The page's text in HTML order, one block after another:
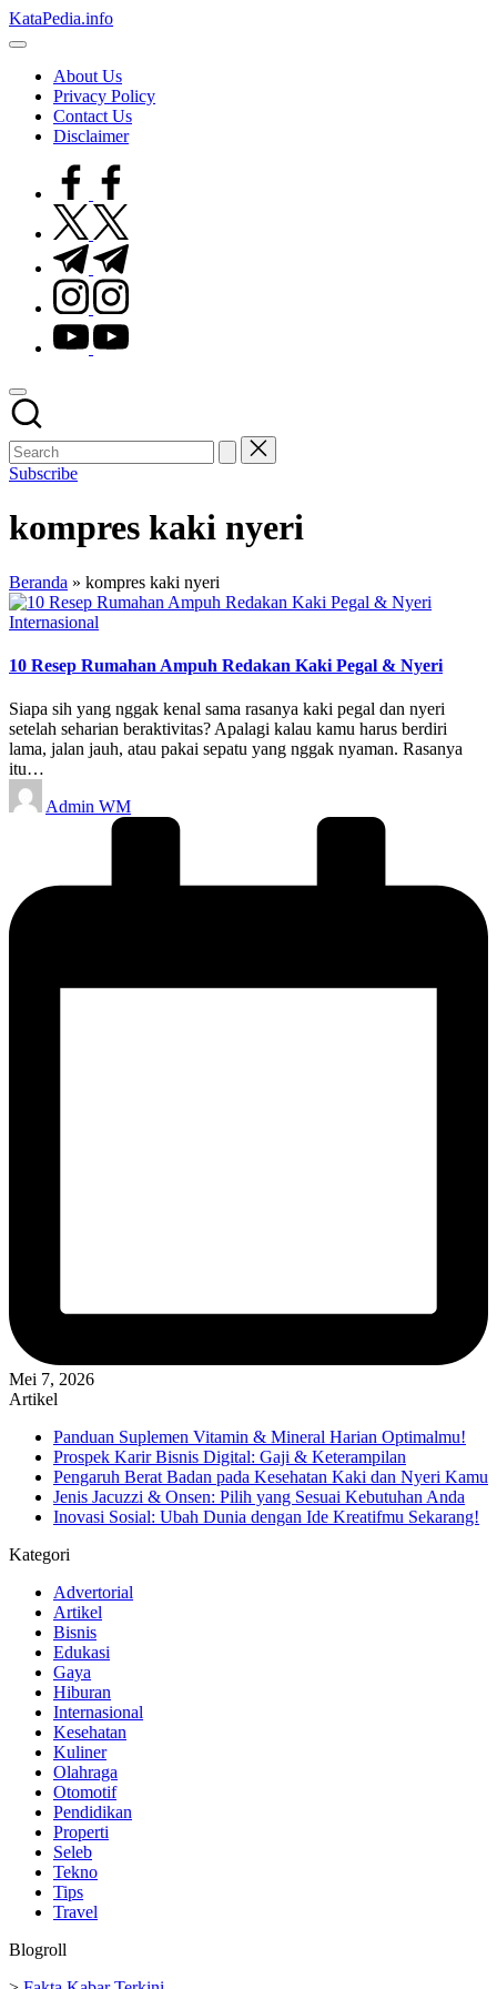
Skip
to
KataPedia.info
Berita
TerbaruAbout Us
Privacy Policy
Contact Us
Disclaimer
facebook.com
twitter.com
t.me
instagram.com
youtube.com
Subscribe
kompres kaki nyeri
Beranda » kompres kaki nyeri
Posted
Internasional
10 Resep Rumahan Ampuh Redakan Kaki Pegal & Nyeri
Siapa sih yang nggak kenal sama rasanya kaki pegal dan nyeri
setelah seharian beraktivitas? Apalagi kalau kamu harus berdiri
lama, jalan jauh, atau pakai sepatu yang nggak nyaman. Rasanya
itu…
Posted
by
Admin WM
Mei 7, 2026
Artikel
Panduan Suplemen Vitamin & Mineral Harian Optimalmu!
Prospek Karir Bisnis Digital: Gaji & Keterampilan
Pengaruh Berat Badan pada Kesehatan Kaki dan Nyeri Kamu
Jenis Jacuzzi & Onsen: Pilih yang Sesuai Kebutuhan Anda
Inovasi Sosial: Ubah Dunia dengan Ide Kreatifmu Sekarang!
Kategori
Advertorial
Artikel
Bisnis
Edukasi
Gaya
Hiburan
Internasional
Kesehatan
Kuliner
Olahraga
Otomotif
Pendidikan
Properti
Seleb
Tekno
Tips
Travel
Blogroll